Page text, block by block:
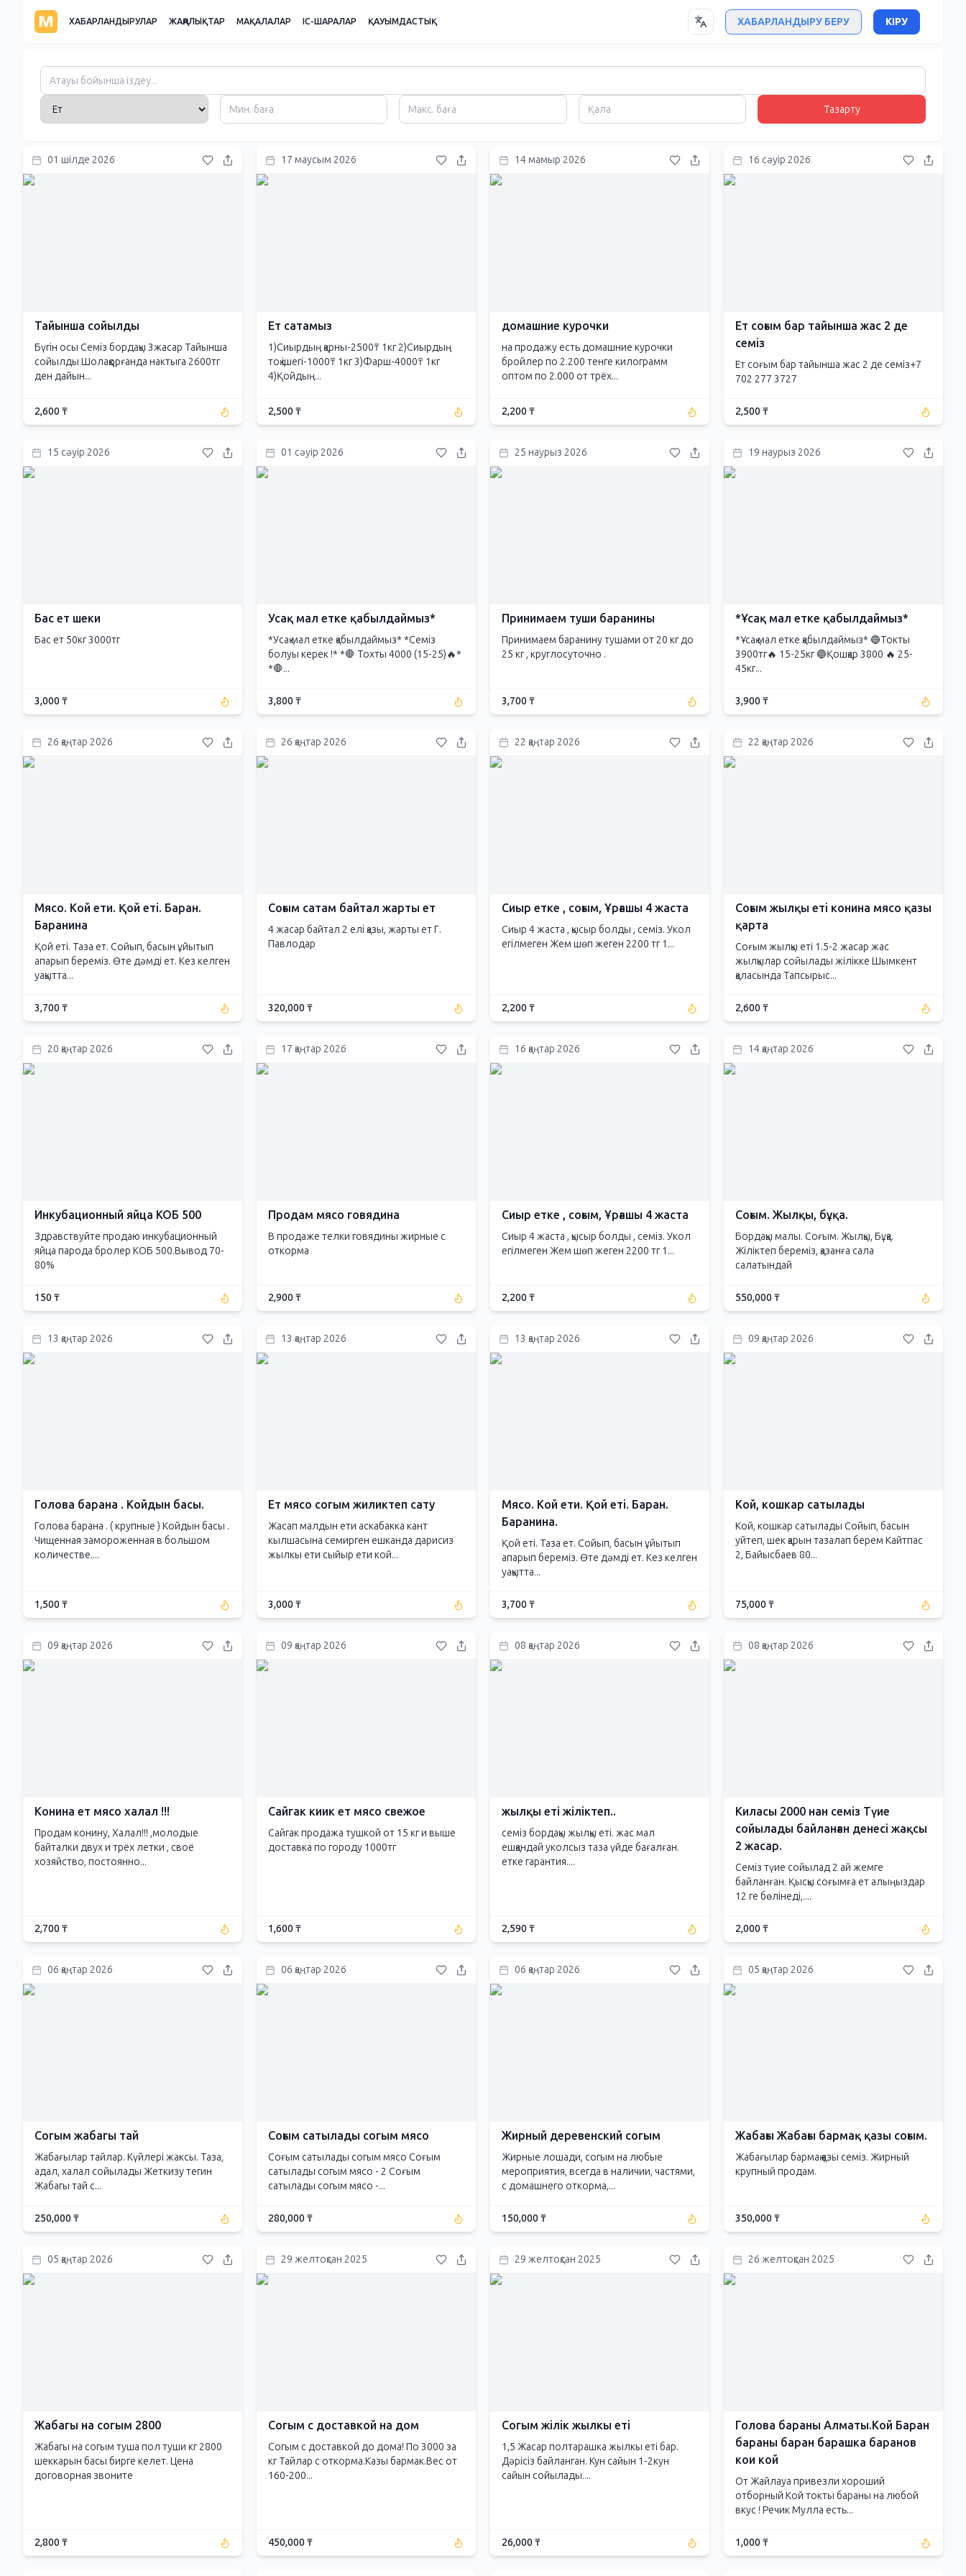
ХАБАРЛАНДЫРУЛАР ЖАҢАЛЫҚТАР МАҚАЛАЛАР ІС-ШАРАЛАР ҚАУЫМДАСТЫҚ ХАБАРЛАНДЫРУ БЕРУ КІРУ
Тазарту
01 шілде 2026
Тайынша сойылды
Бүгін осы Семіз бордақы 3жасар Тайынша
сойылды Шолаққорғанда нактыга 2600тг
ден дайын...
2,600 ₸
17 маусым 2026
Ет сатамыз
1)Сиырдың қарны-2500₸ 1кг 2)Сиырдың
тоқ ішегі-1000₸ 1кг 3)Фарш-4000₸ 1кг
4)Қойдың...
2,500 ₸
14 мамыр 2026
домашние курочки
на продажу есть домашние курочки
бройлер по 2.200 тенге килограмм
оптом по 2.000 от трёх...
2,200 ₸
16 сәуір 2026
Ет соғым бар тайынша жас 2 де
семіз
Ет соғым бар тайынша жас 2 де семіз+7
702 277 3727
2,500 ₸
15 сәуір 2026
Бас ет шеки
Бас ет 50кг 3000тг
3,000 ₸
01 сәуір 2026
Усақ мал етке қабылдаймыз*
*Усақ мал етке қабылдаймыз* *Семіз
болуы керек !* *🛑 Тохты 4000 (15-25)🔥*
*🛑...
3,800 ₸
25 наурыз 2026
Принимаем туши баранины
Принимаем баранину тушами от 20 кг до
25 кг , круглосуточно .
3,700 ₸
19 наурыз 2026
*Ұсақ мал етке қабылдаймыз*
*Ұсақ мал етке қабылдаймыз* 🔵Токты
3900тг🔥 15-25кг 🔵Қошқар 3800 🔥 25-
45кг...
3,900 ₸
26 қаңтар 2026
Мясо. Кой ети. Қой еті. Баран.
Баранина
Қой еті. Таза ет. Сойып, басын ұйытып
апарып береміз. Өте дәмді ет. Кез келген
уақытта...
3,700 ₸
26 қаңтар 2026
Соғым сатам байтал жарты ет
4 жасар байтал 2 елі қазы, жарты ет Г.
Павлодар
320,000 ₸
22 қаңтар 2026
Сиыр етке , соғым, Ұрғашы 4 жаста
Сиыр 4 жаста , қысыр болды , семіз. Укол
егілмеген Жем шөп жеген 2200 тг 1...
2,200 ₸
22 қаңтар 2026
Соғым жылқы еті конина мясо қазы
қарта
Соғым жылқы еті 1.5-2 жасар жас
жылқылар сойылады жілікке Шымкент
қаласында Тапсырыс...
2,600 ₸
20 қаңтар 2026
Инкубационный яйца КОБ 500
Здравствуйте продаю инкубационный
яйца парода бролер КОБ 500.Вывод 70-
80%
150 ₸
17 қаңтар 2026
Продам мясо говядина
В продаже телки говядины жирные с
откорма
2,900 ₸
16 қаңтар 2026
Сиыр етке , соғым, Ұрғашы 4 жаста
Сиыр 4 жаста , қысыр болды , семіз. Укол
егілмеген Жем шөп жеген 2200 тг 1...
2,200 ₸
14 қаңтар 2026
Соғым. Жылқы, бұқа.
Бордақы малы. Соғым. Жылқы, Бұқа.
Жіліктеп береміз, қазанға сала
салатындай
550,000 ₸
13 қаңтар 2026
Голова барана . Койдын басы.
Голова барана . ( крупные ) Койдын басы .
Чищенная замороженная в большом
количестве....
1,500 ₸
13 қаңтар 2026
Ет мясо согым жиликтеп сату
Жасап малдын ети аскабакка кант
кылшасына семирген ешканда дарисиз
жылкы ети сыйыр ети кой...
3,000 ₸
13 қаңтар 2026
Мясо. Кой ети. Қой еті. Баран.
Баранина.
Қой еті. Таза ет. Сойып, басын ұйытып
апарып береміз. Өте дәмді ет. Кез келген
уақытта...
3,700 ₸
09 қаңтар 2026
Кой, кошкар сатылады
Кой, кошкар сатылады Сойып, басын
уйтеп, шек қарын тазалап берем Кайтпас
2, Байысбаев 80...
75,000 ₸
09 қаңтар 2026
Конина ет мясо халал !!!
Продам конину, Халал!!! ,молодые
байталки двух и трёх летки , своё
хозяйство, постоянно...
2,700 ₸
09 қаңтар 2026
Сайгак киик ет мясо свежое
Сайгак продажа тушкой от 15 кг и выше
доставка по городу 1000тг
1,600 ₸
08 қаңтар 2026
жылқы еті жіліктеп..
семіз бордақы жылқы еті. жас мал
ешқандай уколсыз таза үйде бағалған.
етке гарантия....
2,590 ₸
08 қаңтар 2026
Киласы 2000 нан семіз Түие
сойылады байланған денесі жақсы
2 жасар.
Семіз түие сойылад 2 ай жемге
байланған. Қысқы соғымға ет алыңыздар
12 ге бөлінеді,....
2,000 ₸
06 қаңтар 2026
Согым жабагы тай
Жабағылар тайлар. Күйлері жаксы. Таза,
адал, халал сойылады Жеткизу тегин
Жабагы тай с...
250,000 ₸
06 қаңтар 2026
Соғым сатылады согым мясо
Соғым сатылады согым мясо Соғым
сатылады согым мясо - 2 Соғым
сатылады согым мясо -...
280,000 ₸
06 қаңтар 2026
Жирный деревенский согым
Жирные лошади, согым на любые
мероприятия, всегда в наличии, частями,
с домашнего откорма,...
150,000 ₸
05 қаңтар 2026
Жабағы Жабағы бармақ қазы соғым.
Жабағылар бармақ қазы семіз. Жирный
крупный продам.
350,000 ₸
05 қаңтар 2026
Жабагы на согым 2800
Жабагы на согым туша пол туши кг 2800
шеккарын басы бирге келет. Цена
договорная звоните
2,800 ₸
29 желтоқсан 2025
Согым с доставкой на дом
Согым с доставкой до дома! По 3000 за
кг Тайлар с откорма.Казы бармак.Вес от
160-200...
450,000 ₸
29 желтоқсан 2025
Согым жілік жылкы еті
1,5 Жасар полтарашка жылкы еті бар.
Дәрісіз байланган. Кун сайын 1-2кун
сайын сойылады....
26,000 ₸
26 желтоқсан 2025
Голова бараны Алматы.Кой Баран
бараны баран барашка баранов
кои кой
От Жайлауа привезли хороший
отборный Кой токты бараны на любой
вкус ! Речик Мулла есть...
1,000 ₸